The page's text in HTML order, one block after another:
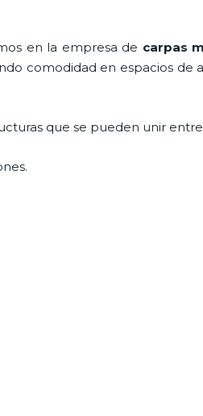
en la empresa de carpas
comodidad en espacios
que se pueden unir